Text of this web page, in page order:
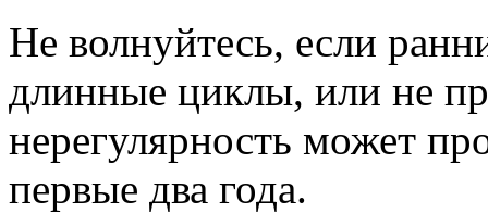
Не волнуйтесь, если
длинные циклы, или не
нерегулярность может
первые два года.